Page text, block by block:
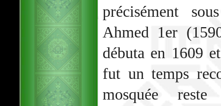
précisément
Ahmed 1er
débuta en 1609
fut un temps
mosquée